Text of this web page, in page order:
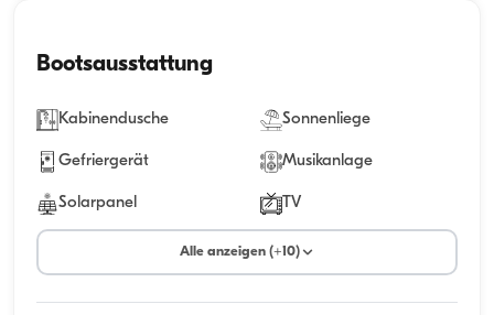
Bootsausstattung
Kabinendusche Sonnenliege
Gefriergerät Musikanlage
Solarpanel TV
Alle anzeigen (+10)